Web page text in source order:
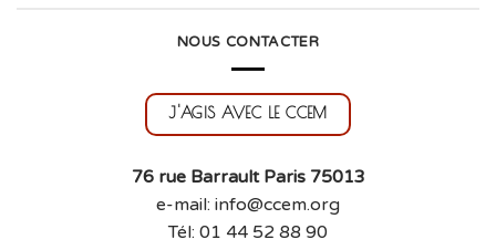
NOUS CONTACTER
J'AGIS AVEC LE CCEM
76 rue Barrault Paris 75013
e-mail: info@ccem.org
Tél: 01 44 52 88 90